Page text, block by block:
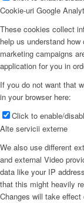
Cookie-uri Google
These cookies collect
help us understand
marketing campaigns
application for you in
If you do not want that
in your browser here:
Click to enable/
Alte servicii externe
We also use different
and external Video
data like your IP
that this might heavily
Changes will take